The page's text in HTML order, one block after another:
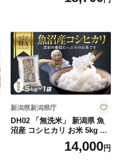
新潟県新潟県庁
DH02 「無洗米」 新潟県 魚
沼産 コシヒカリ お米 5kg こ
しひかり 精米 米（お米の美
味しい炊き方ガイド付き）
14,000円